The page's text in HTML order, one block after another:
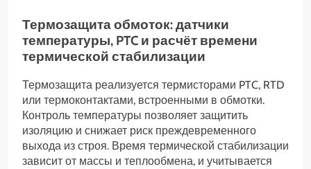
Термозащита обмоток: датчики
температуры, PTC и расчёт времени
термической стабилизации
Термозащита реализуется термисторами PTC, RTD
или термоконтактами, встроенными в обмотки.
Контроль температуры позволяет защитить
изоляцию и снижает риск преждевременного
выхода из строя. Время термической стабилизации
зависит от массы и теплообмена, и учитывается